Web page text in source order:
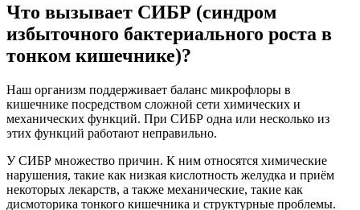
Что вызывает СИБР (синдром
избыточного бактериального роста в
тонком кишечнике)?
Наш организм поддерживает баланс микрофлоры в
кишечнике посредством сложной сети химических и
механических функций. При СИБР одна или несколько из
этих функций работают неправильно.
У СИБР множество причин. К ним относятся химические
нарушения, такие как низкая кислотность желудка и приём
некоторых лекарств, а также механические, такие как
дисмоторика тонкого кишечника и структурные проблемы.